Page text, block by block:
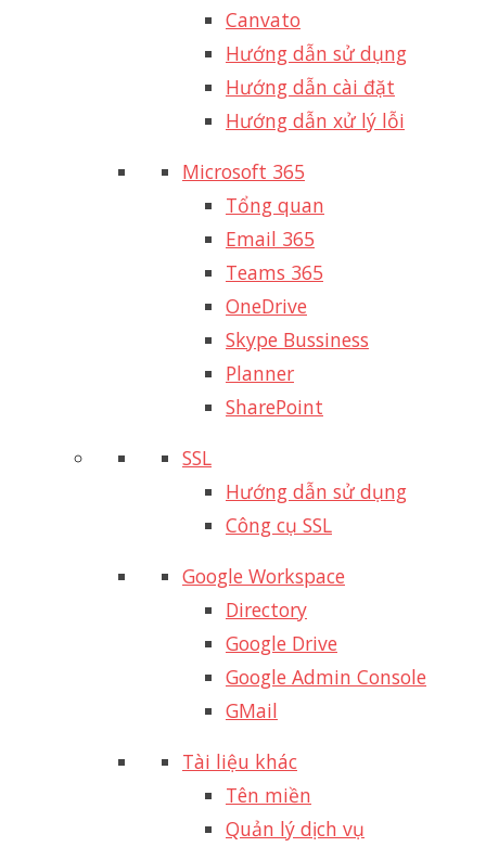
Canvato
Hướng dẫn sử dụng
Hướng dẫn cài đặt
Hướng dẫn xử lý lỗi
Microsoft 365
Tổng quan
Email 365
Teams 365
OneDrive
Skype Bussiness
Planner
SharePoint
SSL
Hướng dẫn sử dụng
Công cụ SSL
Google Workspace
Directory
Google Drive
Google Admin Console
GMail
Tài liệu khác
Tên miền
Quản lý dịch vụ